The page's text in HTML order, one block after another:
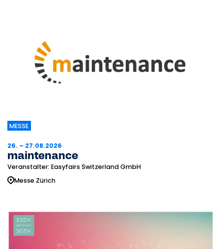
MESSE
26. – 27.08.2026
maintenance
Veranstalter: Easyfairs Switzerland GmbH
Messe Zürich